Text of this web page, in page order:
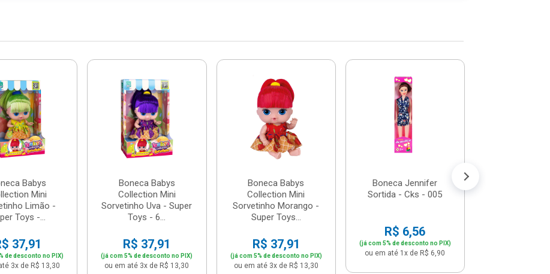
Babys
Mini
Limão -
Toys -...
37,91
de desconto no PIX)
3x de R$ 13,30
Boneca Babys
Collection Mini
Sorvetinho Uva - Super
Toys - 6...
R$ 37,91
(já com 5% de desconto no PIX)
ou em até 3x de R$ 13,30
Boneca Babys
Collection Mini
Sorvetinho Morango -
Super Toys...
R$ 37,91
(já com 5% de desconto no PIX)
ou em até 3x de R$ 13,30
Boneca Jennifer
Sortida - Cks - 005
R$ 6,56
(já com 5% de desconto no PIX)
ou em até 1x de R$ 6,90